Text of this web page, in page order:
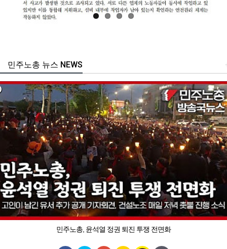
주노총 뉴스 NEWS
민주노총, 윤석열 정권 퇴진 투쟁 전면화